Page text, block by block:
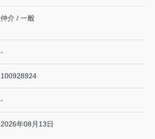
仲介 / 一般
-
100928924
-
2026年08月13日